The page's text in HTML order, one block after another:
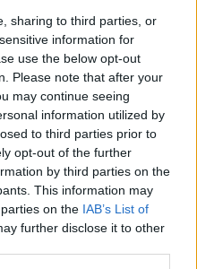
sharing to third parties, or
information for
use the below opt-out
Please note that after your
may continue seeing
information utilized by
to third parties prior to
opt-out of the further
by third parties on the
This information may
on the IAB’s List of
further disclose it to other